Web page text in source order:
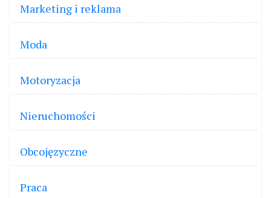
Marketing i reklama
Moda
Motoryzacja
Nieruchomości
Obcojęzyczne
Praca